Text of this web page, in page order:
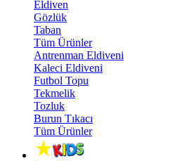
Eldiven
Gözlük
Taban
Tüm Ürünler
Antrenman Eldiveni
Kaleci Eldiveni
Futbol Topu
Tekmelik
Tozluk
Burun Tıkacı
Tüm Ürünler